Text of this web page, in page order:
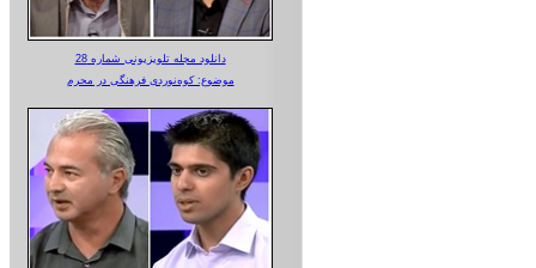
دانلود مجله تلویزیونی شماره 28
موضوع: کوه‌نوردی فرهنگی در محرم